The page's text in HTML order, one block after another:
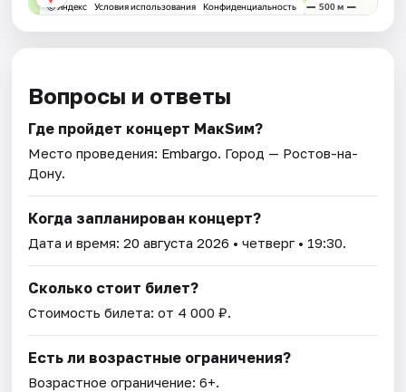
Вопросы и ответы
Где пройдет концерт МакSим?
Место проведения: Embargo. Город — Ростов-на-
Дону.
Когда запланирован концерт?
Дата и время:20 августа 2026 • четверг • 19:30.
Сколько стоит билет?
Стоимость билета: от 4 000 ₽.
Есть ли возрастные ограничения?
Возрастное ограничение: 6+.